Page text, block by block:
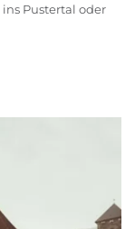
Pustertal oder